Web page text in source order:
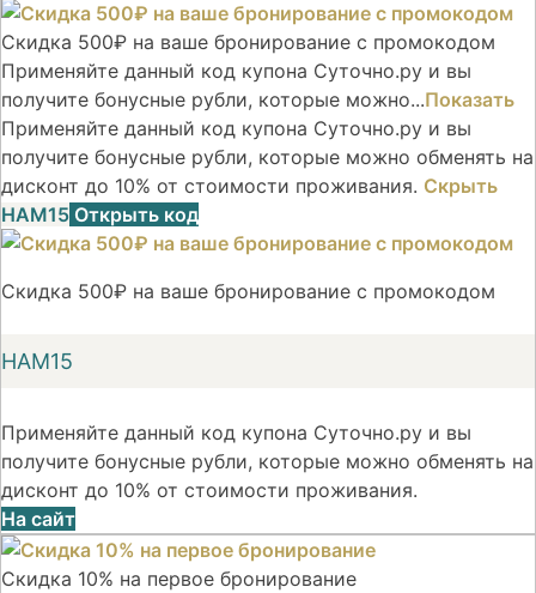
Скидка 500₽ на ваше бронирование с промокодом
Применяйте данный код купона Суточно.ру и вы
получите бонусные рубли, которые можно...Показать
Применяйте данный код купона Суточно.ру и вы
получите бонусные рубли, которые можно обменять на
дисконт до 10% от стоимости проживания. Скрыть
НАМ15 Открыть код
Скидка 500₽ на ваше бронирование с промокодом
НАМ15
Применяйте данный код купона Суточно.ру и вы
получите бонусные рубли, которые можно обменять на
дисконт до 10% от стоимости проживания.
На сайт
Скидка 10% на первое бронирование